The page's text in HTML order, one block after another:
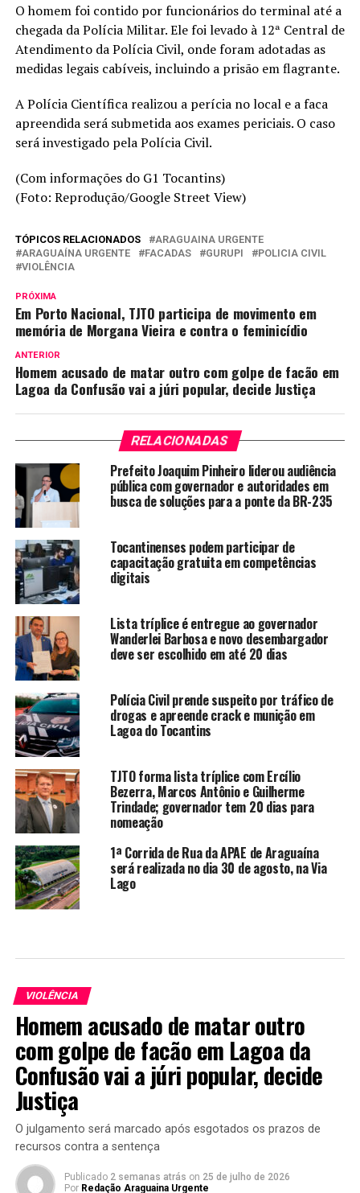
O homem foi contido por funcionários do terminal até a
chegada da Polícia Militar. Ele foi levado à 12ª Central de
Atendimento da Polícia Civil, onde foram adotadas as
medidas legais cabíveis, incluindo a prisão em flagrante.
A Polícia Científica realizou a perícia no local e a faca
apreendida será submetida aos exames periciais. O caso
será investigado pela Polícia Civil.
(Com informações do G1 Tocantins)
(Foto: Reprodução/Google Street View)
TÓPICOS RELACIONADOS
ARAGUAINA URGENTE
ARAGUAÍNA URGENTE
FACADAS GURUPI
POLICIA CIVIL
VIOLÊNCIA
PRÓXIMA
Em Porto Nacional, TJTO participa de movimento em
memória de Morgana Vieira e contra o feminicídio
ANTERIOR
Homem acusado de matar outro com golpe de facão em
Lagoa da Confusão vai a júri popular, decide Justiça
RELACIONADAS
Prefeito Joaquim Pinheiro liderou audiência
pública com governador e autoridades em
busca de soluções para a ponte da BR-235
Tocantinenses podem participar de
capacitação gratuita em competências
digitais
Lista tríplice é entregue ao governador
Wanderlei Barbosa e novo desembargador
deve ser escolhido em até 20 dias
Polícia Civil prende suspeito por tráfico de
drogas e apreende crack e munição em
Lagoa do Tocantins
TJTO forma lista tríplice com Ercílio
Bezerra, Marcos Antônio e Guilherme
Trindade; governador tem 20 dias para
nomeação
1ª Corrida de Rua da APAE de Araguaína
será realizada no dia 30 de agosto, na Via
Lago
VIOLÊNCIA
Homem acusado de matar outro
com golpe de facão em Lagoa da
Confusão vai a júri popular, decide
Justiça
O julgamento será marcado após esgotados os prazos de
recursos contra a sentença
Publicado 2 semanas atrás on 25 de julho de 2026
Por Redação Araguaina Urgente